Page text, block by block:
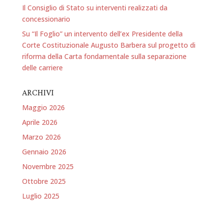
Il Consiglio di Stato su interventi realizzati da
concessionario
Su “Il Foglio” un intervento dell’ex Presidente della
Corte Costituzionale Augusto Barbera sul progetto di
riforma della Carta fondamentale sulla separazione
delle carriere
ARCHIVI
Maggio 2026
Aprile 2026
Marzo 2026
Gennaio 2026
Novembre 2025
Ottobre 2025
Luglio 2025